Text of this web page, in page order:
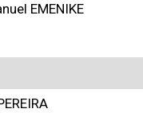
EMENIKE